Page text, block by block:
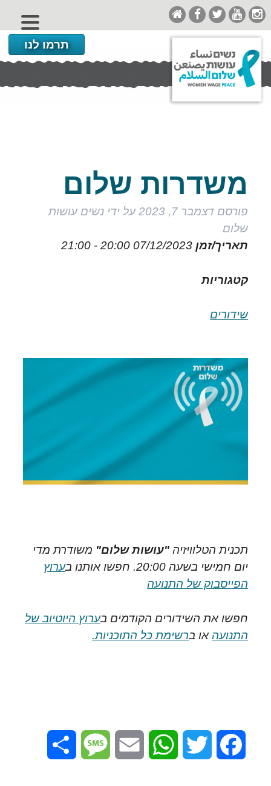
תרמו לנו
משדרות שלום
פורסם דצמבר 7, 2023 על ידי נשים עושות
שלום
תאריך/זמן07/12/2023
20:00 - 21:00
קטגוריות
שידורים
תכנית הטלוויזיה "עושות שלום" משודרת מדי
יום חמישי בשעה 20:00. חפשו אותנו ב
ערוץ
הפייסבוק של התנועה
חפשו את השידורים הקודמים בערוץ היוטיוב של
התנועה או ברשימת כל התוכניות.
Facebook
Twitter
WhatsApp
Email
Message